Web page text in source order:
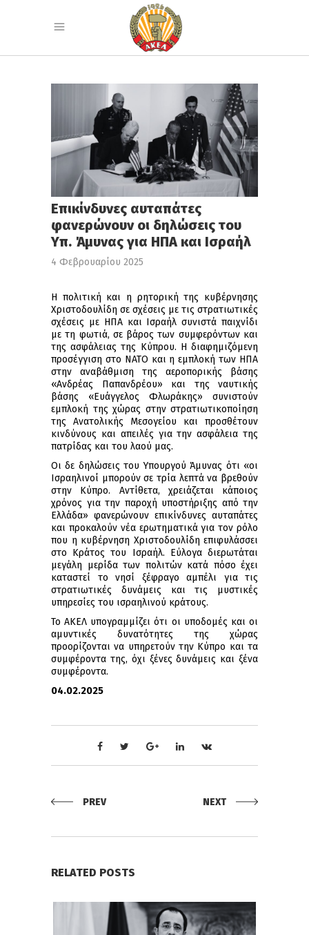
Επικίνδυνες αυταπάτες
φανερώνουν οι δηλώσεις του
Υπ. Άμυνας για ΗΠΑ και Ισραήλ
4 Φεβρουαρίου 2025
Η πολιτική και η ρητορική της κυβέρνησης
Χριστοδουλίδη σε σχέσεις με τις στρατιωτικές
σχέσεις με ΗΠΑ και Ισραήλ συνιστά παιχνίδι
με τη φωτιά, σε βάρος των συμφερόντων και
της ασφάλειας της Κύπρου. Η διαφημιζόμενη
προσέγγιση στο ΝΑΤΟ και η εμπλοκή των ΗΠΑ
στην αναβάθμιση της αεροπορικής βάσης
«Ανδρέας Παπανδρέου» και της ναυτικής
βάσης «Ευάγγελος Φλωράκης» συνιστούν
εμπλοκή της χώρας στην στρατιωτικοποίηση
της Ανατολικής Μεσογείου και προσθέτουν
κινδύνους και απειλές για την ασφάλεια της
πατρίδας και του λαού μας.
Οι δε δηλώσεις του Υπουργού Άμυνας ότι «οι
Ισραηλινοί μπορούν σε τρία λεπτά να βρεθούν
στην Κύπρο. Αντίθετα, χρειάζεται κάποιος
χρόνος για την παροχή υποστήριξης από την
Ελλάδα» φανερώνουν επικίνδυνες αυταπάτες
και προκαλούν νέα ερωτηματικά για τον ρόλο
που η κυβέρνηση Χριστοδουλίδη επιφυλάσσει
στο Κράτος του Ισραήλ. Εύλογα διερωτάται
μεγάλη μερίδα των πολιτών κατά πόσο έχει
καταστεί το νησί ξέφραγο αμπέλι για τις
στρατιωτικές δυνάμεις και τις μυστικές
υπηρεσίες του ισραηλινού κράτους.
Το ΑΚΕΛ υπογραμμίζει ότι οι υποδομές και οι
αμυντικές δυνατότητες της χώρας
προορίζονται να υπηρετούν την Κύπρο και τα
συμφέροντα της, όχι ξένες δυνάμεις και ξένα
συμφέροντα.
04.02.2025
PREV NEXT
RELATED POSTS